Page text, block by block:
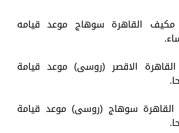
رقم 890 مكيف القاهرة سوهاج موعد قيامه
قطار رقم 974 القاهرة الاقصر (روسى) موعد قيامة
قطار رقم 1006 القاهرة سوهاج (روسى) موعد قيامة